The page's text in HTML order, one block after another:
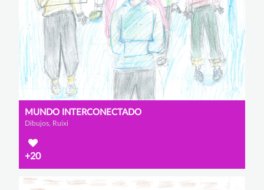
MUNDO INTERCONECTADO
Dibujos, Ruixi
+20